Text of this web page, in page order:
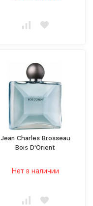
Jean Charles Brosseau
Bois D'Orient
Нет в наличии